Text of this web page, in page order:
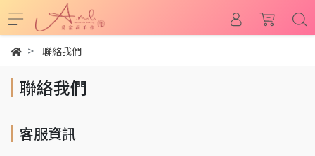
聯絡我們
聯絡我們
客服資訊